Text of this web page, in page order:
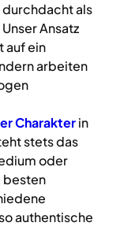
als
Ansatz
auf ein
arbeiten
Charakterin
stets das
oder
besten
authentische